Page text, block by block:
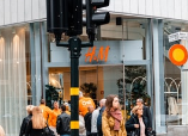
IHREN
PARTNER
–
DANN
WURDE
SIE